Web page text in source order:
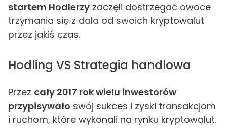
startem Hodlerzy zaczęli dostrzegać owoce
trzymania się z dala od swoich kryptowalut
przez jakiś czas.
Hodling VS Strategia handlowa
Przez cały 2017 rok wielu inwestorów
przypisywało swój sukces i zyski transakcjom
i ruchom, które wykonali na rynku kryptowalut.